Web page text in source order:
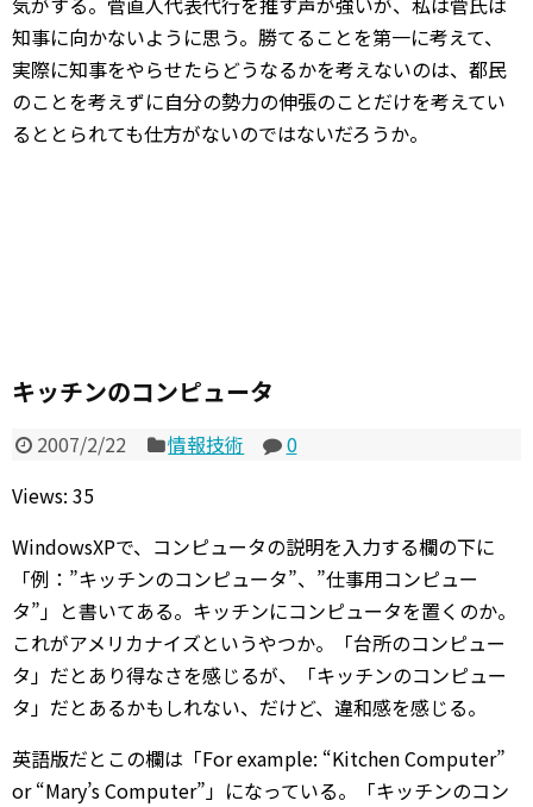
知事に向かないように思う。勝てることを第一に考えて、
実際に知事をやらせたらどうなるかを考えないのは、都民
のことを考えずに自分の勢力の伸張のことだけを考えてい
るととられても仕方がないのではないだろうか。
キッチンのコンピュータ
2007/2/22 情報技術
0
Views: 35
WindowsXPで、コンピュータの説明を入力する欄の下に
「例：”キッチンのコンピュータ”、”仕事用コンピュー
タ”」と書いてある。キッチンにコンピュータを置くのか。
これがアメリカナイズというやつか。「台所のコンピュー
タ」だとあり得なさを感じるが、「キッチンのコンピュー
タ」だとあるかもしれない、だけど、違和感を感じる。
英語版だとこの欄は「For example: “Kitchen Computer”
or “Mary’s Computer”」になっている。「キッチンのコン